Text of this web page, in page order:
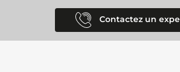
Contactez un